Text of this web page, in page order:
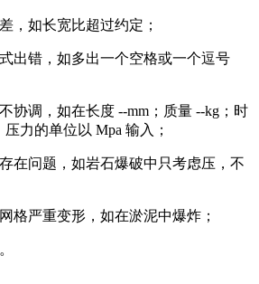
，如长宽比超过约定；
出错，如多出一个空格或一个逗号
协调，如在长度 --mm；质量 --kg；时
力的单位以 Mpa 输入；
在问题，如岩石爆破中只考虑压，不
格严重变形，如在淤泥中爆炸；